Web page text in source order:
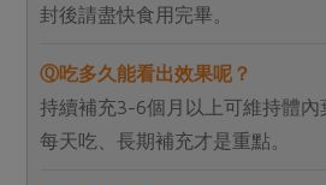
封後請盡快食用完畢。
Ⓠ吃多久能看出效果呢？
持續補充3-6個月以上可維持體內
每天吃、長期補充才是重點。